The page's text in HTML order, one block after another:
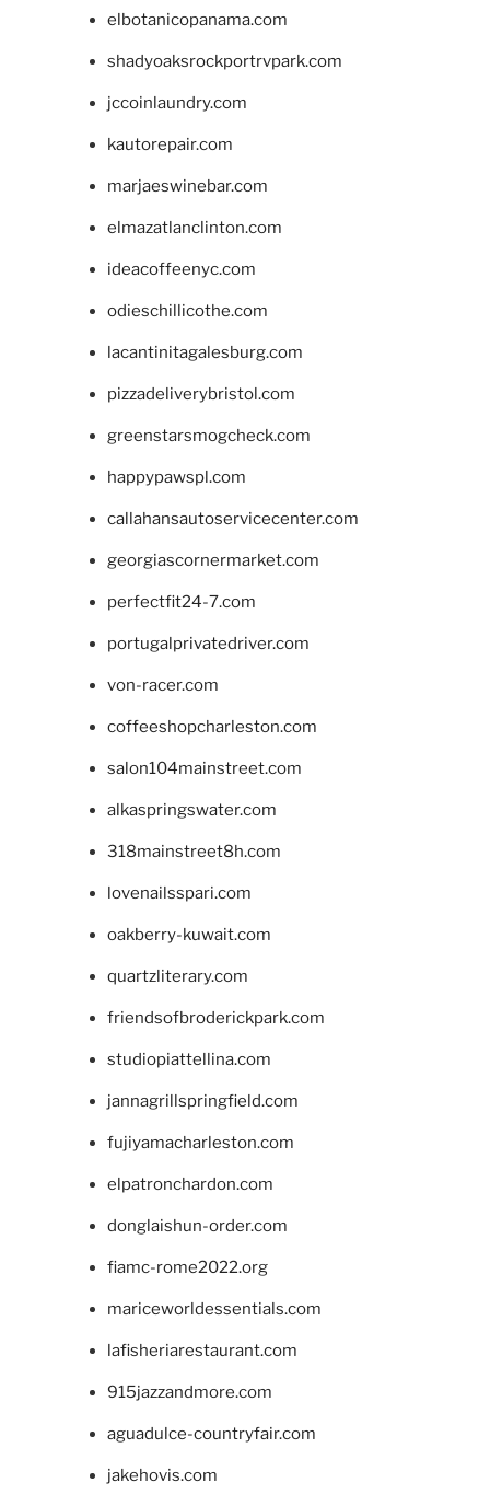
elbotanicopanama.com
shadyoaksrockportrvpark.com
jccoinlaundry.com
kautorepair.com
marjaeswinebar.com
elmazatlanclinton.com
ideacoffeenyc.com
odieschillicothe.com
lacantinitagalesburg.com
pizzadeliverybristol.com
greenstarsmogcheck.com
happypawspl.com
callahansautoservicecenter.com
georgiascornermarket.com
perfectfit24-7.com
portugalprivatedriver.com
von-racer.com
coffeeshopcharleston.com
salon104mainstreet.com
alkaspringswater.com
318mainstreet8h.com
lovenailsspari.com
oakberry-kuwait.com
quartzliterary.com
friendsofbroderickpark.com
studiopiattellina.com
jannagrillspringfield.com
fujiyamacharleston.com
elpatronchardon.com
donglaishun-order.com
fiamc-rome2022.org
mariceworldessentials.com
lafisheriarestaurant.com
915jazzandmore.com
aguadulce-countryfair.com
jakehovis.com